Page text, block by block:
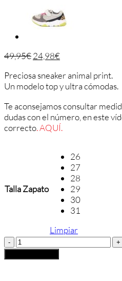
49,95€24,98€
Preciosa sneaker animal print.
Un modelo top y ultra cómodas.
Te aconsejamos consultar
dudas con el número, en este
correcto. AQUÍ.
Talla Zapato
26
27
28
29
30
31
Limpiar
DEPORTIVA
CHICA
GIOSEPPO